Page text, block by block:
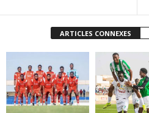
ARTICLES CONNEXES